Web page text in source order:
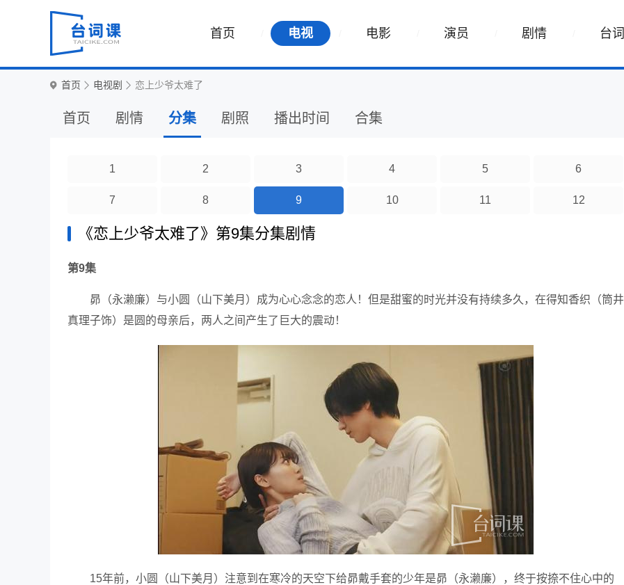
首页 电视 电影 演员 剧情 台词
首页 电视剧 恋上少爷太难了
首页 剧情 分集 剧照 播出时间 合集
1 2 3 4 5 6
7 8 9 10 11 12
《恋上少爷太难了》第9集分集剧情
第9集
昴（永濑廉）与小圆（山下美月）成为心心念念的恋人！但是甜蜜的时光并没有持续多久，在得知香织（筒井
真理子饰）是圆的母亲后，两人之间产生了巨大的震动！
15年前，小圆（山下美月）注意到在寒冷的天空下给昴戴手套的少年是昴（永濑廉），终于按捺不住心中的